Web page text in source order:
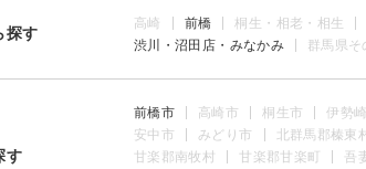
探す
高崎 前橋 桐生・相老・相生
渋川・沼田店・みなかみ
群馬県そ
す
前橋市 高崎市 桐生市 伊勢
安中市
みどり市 北群馬郡榛東村
甘楽郡南牧村
甘楽郡甘楽町 吾